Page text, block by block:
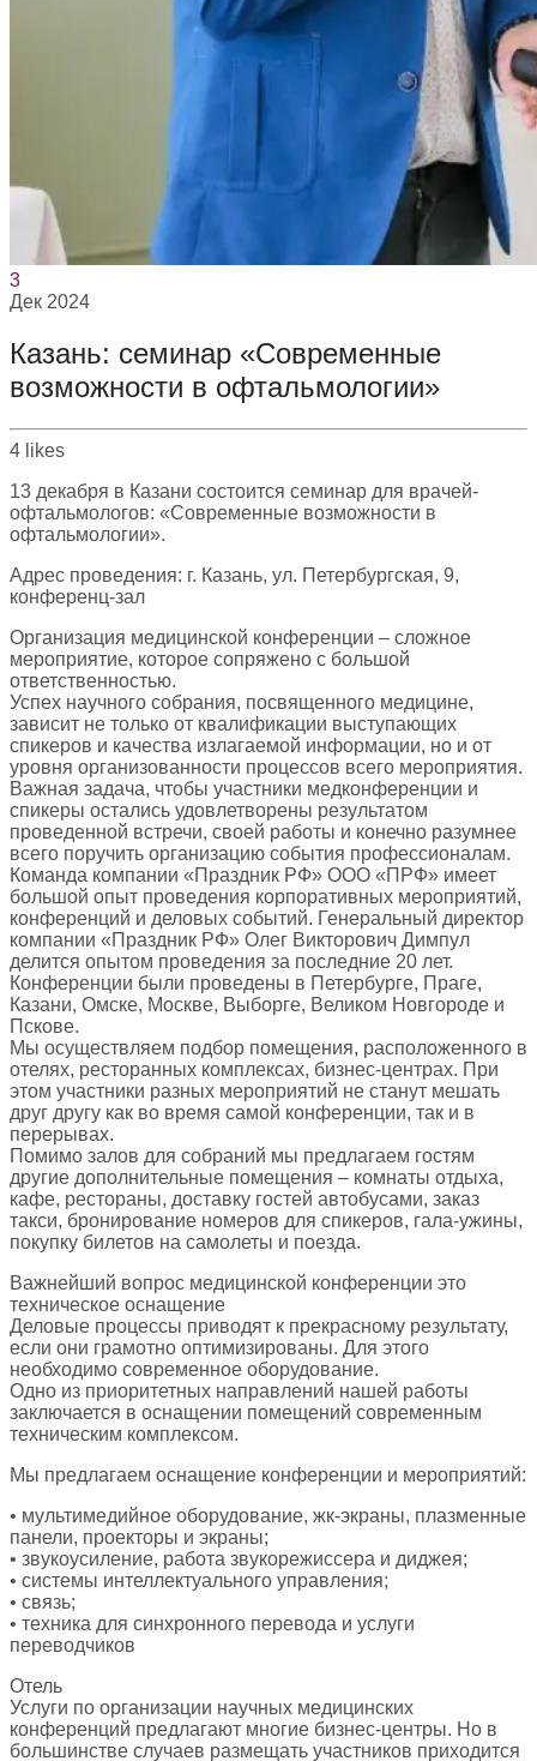
3
Дек 2024
Казань: семинар «Современные
возможности в офтальмологии»
4 likes
13 декабря в Казани состоится семинар для врачей-
офтальмологов: «Современные возможности в
офтальмологии».
Адрес проведения: г. Казань, ул. Петербургская, 9,
конференц-зал
Организация медицинской конференции – сложное
мероприятие, которое сопряжено с большой
ответственностью.
Успех научного собрания, посвященного медицине,
зависит не только от квалификации выступающих
спикеров и качества излагаемой информации, но и от
уровня организованности процессов всего мероприятия.
Важная задача, чтобы участники медконференции и
спикеры остались удовлетворены результатом
проведенной встречи, своей работы и конечно разумнее
всего поручить организацию события профессионалам.
Команда компании «Праздник РФ» ООО «ПРФ» имеет
большой опыт проведения корпоративных мероприятий,
конференций и деловых событий. Генеральный директор
компании «Праздник РФ» Олег Викторович Димпул
делится опытом проведения за последние 20 лет.
Конференции были проведены в Петербурге, Праге,
Казани, Омске, Москве, Выборге, Великом Новгороде и
Пскове.
Мы осуществляем подбор помещения, расположенного в
отелях, ресторанных комплексах, бизнес-центрах. При
этом участники разных мероприятий не станут мешать
друг другу как во время самой конференции, так и в
перерывах.
Помимо залов для собраний мы предлагаем гостям
другие дополнительные помещения – комнаты отдыха,
кафе, рестораны, доставку гостей автобусами, заказ
такси, бронирование номеров для спикеров, гала-ужины,
покупку билетов на самолеты и поезда.
Важнейший вопрос медицинской конференции это
техническое оснащение
Деловые процессы приводят к прекрасному результату,
если они грамотно оптимизированы. Для этого
необходимо современное оборудование.
Одно из приоритетных направлений нашей работы
заключается в оснащении помещений современным
техническим комплексом.
Мы предлагаем оснащение конференции и мероприятий:
• мультимедийное оборудование, жк-экраны, плазменные
панели, проекторы и экраны;
• звукоусиление, работа звукорежиссера и диджея;
• системы интеллектуального управления;
• связь;
• техника для синхронного перевода и услуги
переводчиков
Отель
Услуги по организации научных медицинских
конференций предлагают многие бизнес-центры. Но в
большинстве случаев размещать участников приходится